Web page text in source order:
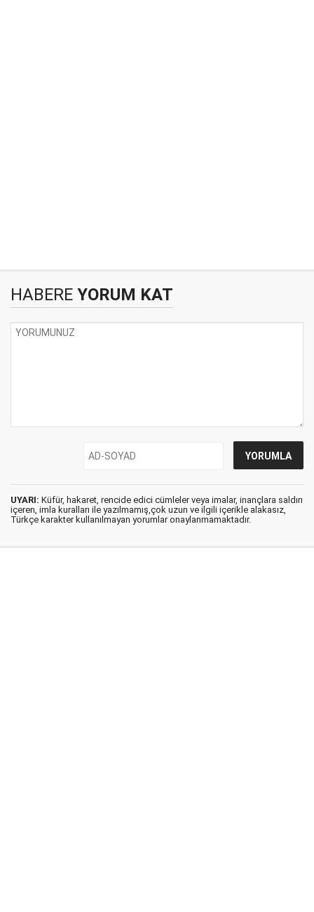
HABERE YORUM KAT
UYARI: Küfür, hakaret, rencide edici cümleler veya imalar, inançlara saldırı
içeren, imla kuralları ile yazılmamış,çok uzun ve ilgili içerikle alakasız,
Türkçe karakter kullanılmayan yorumlar onaylanmamaktadır.